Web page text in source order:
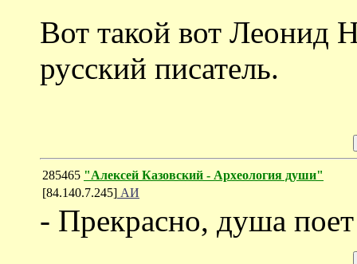
Вот такой вот Леонид
русский писатель.
285465 "Алексей Казовский - Археология души"
[84.140.7.245] АИ
- Прекрасно, душа поет